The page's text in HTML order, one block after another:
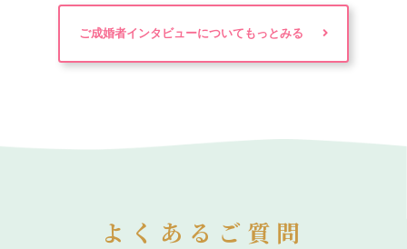
ご成婚者インタビューについてもっとみる
よくあるご質問